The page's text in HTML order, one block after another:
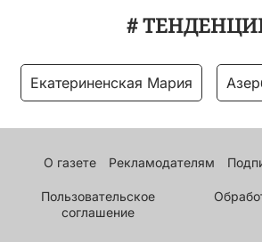
#
Екатериненская Мария
О газете Рекламодателям
Пользовательское
соглашение